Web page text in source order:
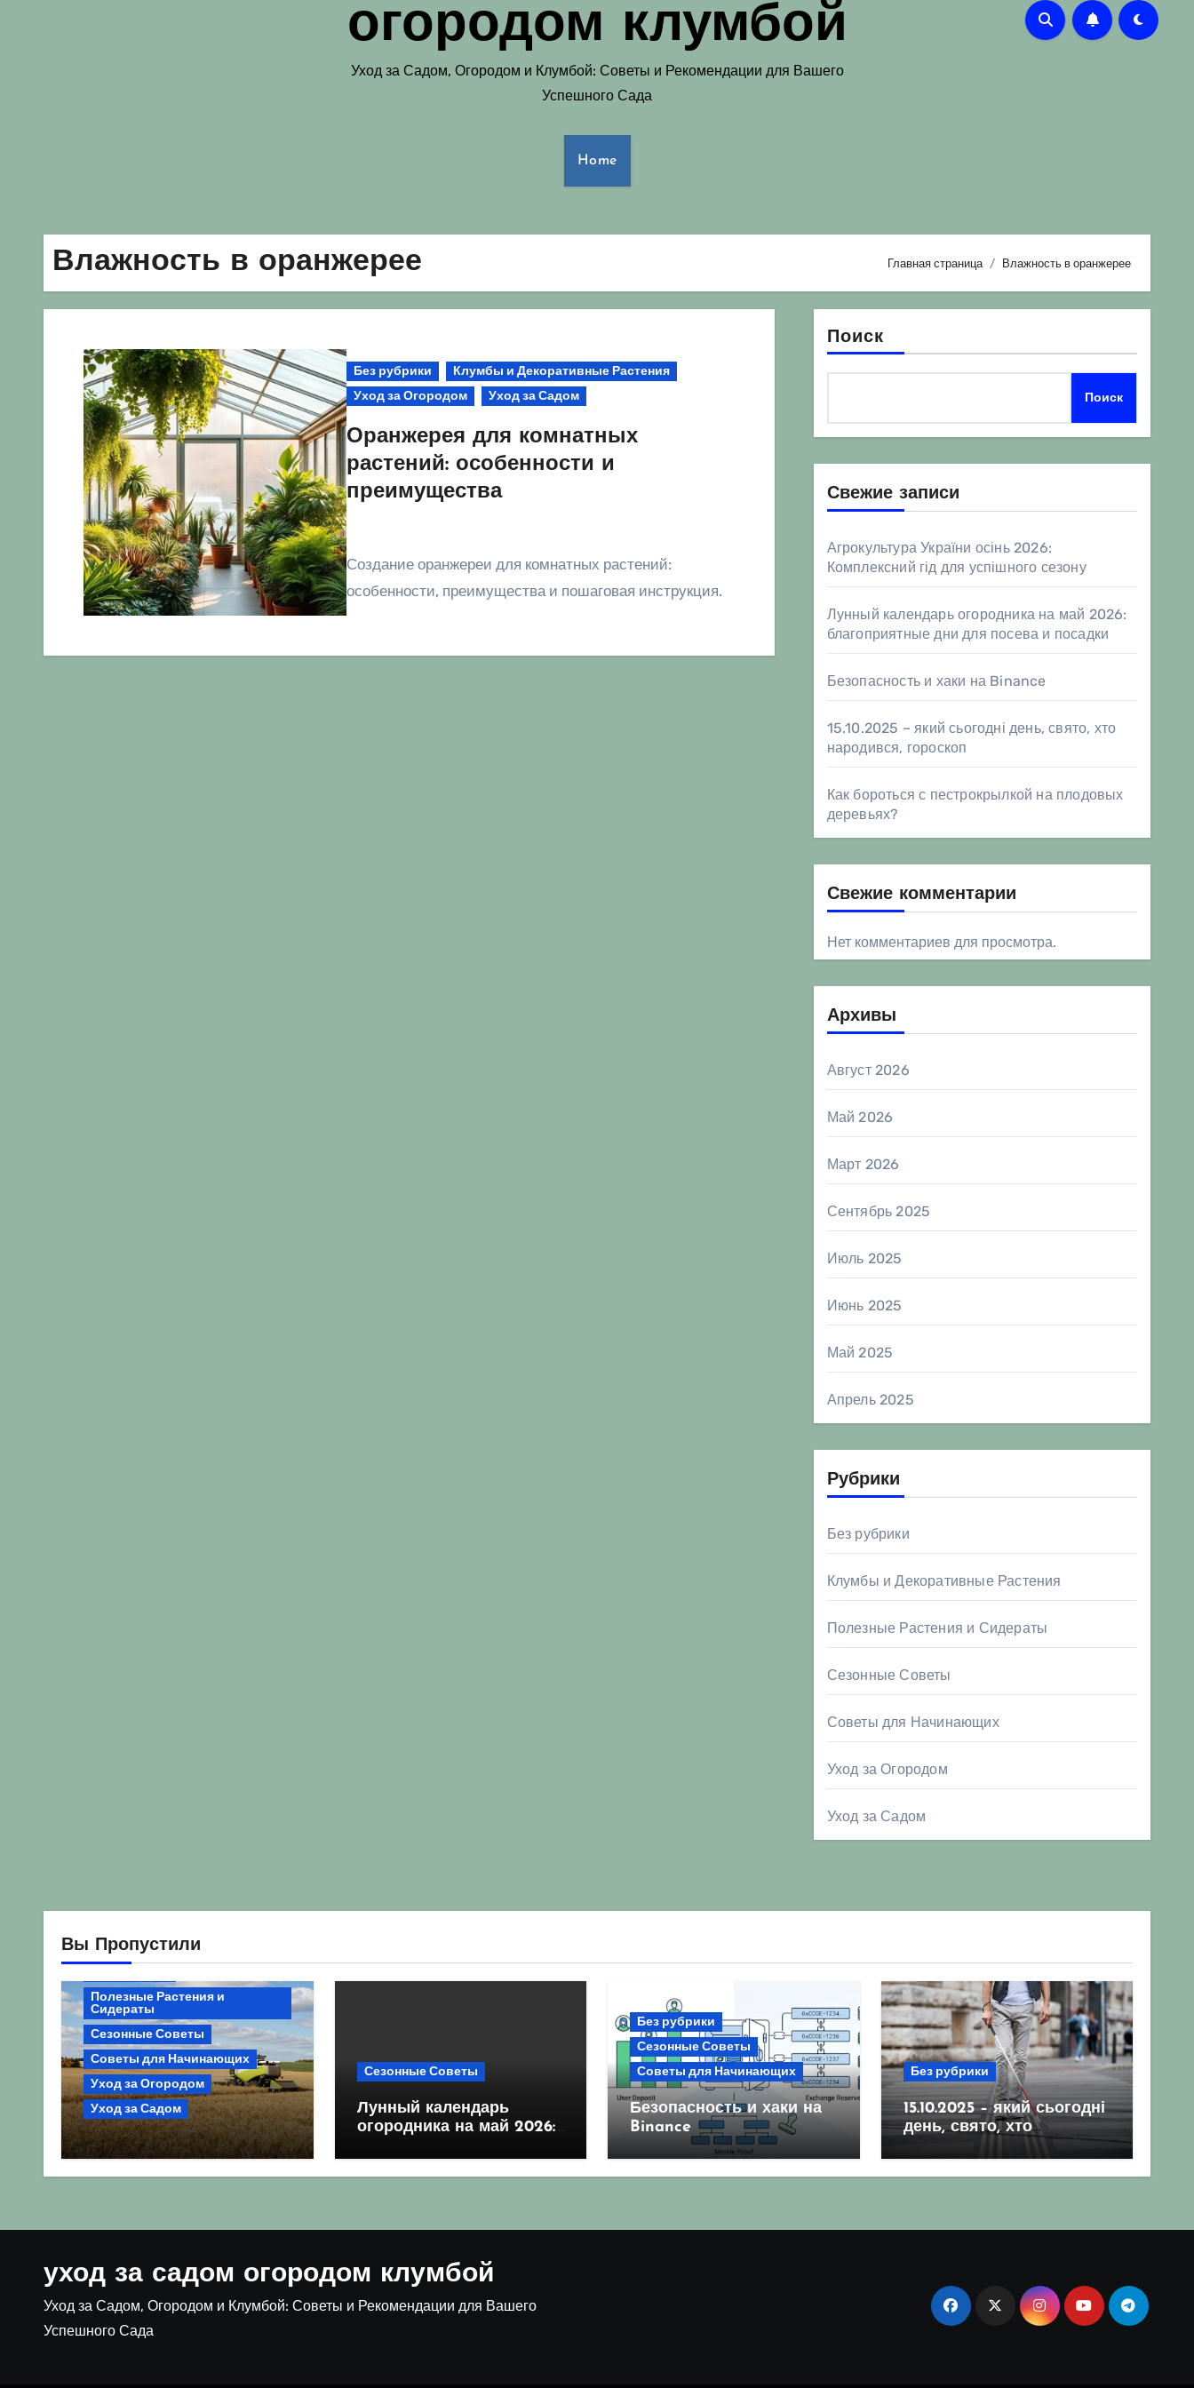
огородом клумбой
Уход за Садом, Огородом и Клумбой: Советы и Рекомендации для Вашего
Успешного Сада
Home
Влажность в оранжерее Главная страница Влажность в оранжерее
Без рубрики
Клумбы и Декоративные Растения
Уход за Огородом
Уход за Садом
Оранжерея для комнатных
растений: особенности и
преимущества
Создание оранжереи для комнатных растений:
особенности, преимущества и пошаговая инструкция.
Поиск
Поиск
Свежие записи
Агрокультура України осінь 2026:
Комплексний гід для успішного сезону
Лунный календарь огородника на май 2026:
благоприятные дни для посева и посадки
Безопасность и хаки на Binance
15.10.2025 – який сьогодні день, свято, хто
народився, гороскоп
Как бороться с пестрокрылкой на плодовых
деревьях?
Свежие комментарии
Нет комментариев для просмотра.
Архивы
Август 2026
Май 2026
Март 2026
Сентябрь 2025
Июль 2025
Июнь 2025
Май 2025
Апрель 2025
Рубрики
Без рубрики
Клумбы и Декоративные Растения
Полезные Растения и Сидераты
Сезонные Советы
Советы для Начинающих
Уход за Огородом
Уход за Садом
Вы Пропустили
Полезные Растения и
Сидераты
Сезонные Советы
Советы для Начинающих
Уход за Огородом
Уход за Садом
Агрокультура України
осінь 2026: Комплексний
Сезонные Советы
Лунный календарь
огородника на май 2026:
посева и посадки
Без рубрики
Сезонные Советы
Советы для Начинающих
Безопасность и хаки на
Binance
Без рубрики
15.10.2025 – який сьогодні
день, свято, хто
народився, гороскоп
уход за садом огородом клумбой
Уход за Садом, Огородом и Клумбой: Советы и Рекомендации для Вашего
Успешного Сада